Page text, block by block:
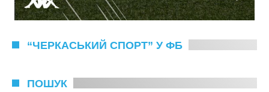
“ЧЕРКАСЬКИЙ СПОРТ” У ФБ
ПОШУК